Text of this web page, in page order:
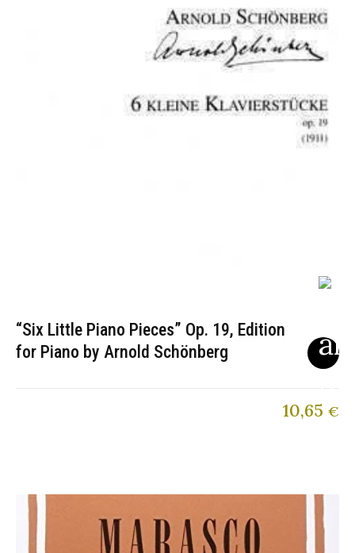
“Six Little Piano Pieces” Op. 19, Edition
for Piano by Arnold Schönberg
10,65 €